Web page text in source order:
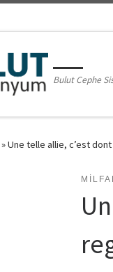
Bulut Cephe
»Une telle allie, c’est